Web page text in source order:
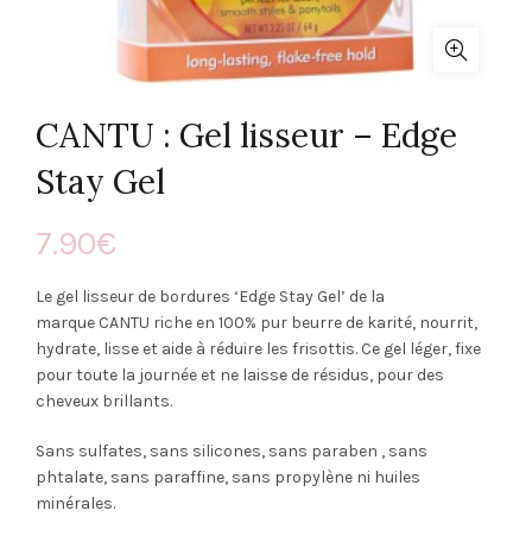
CANTU : Gel lisseur – Edge
Stay Gel
7.90€
Le gel lisseur de bordures ‘Edge Stay Gel’ de la
marque CANTU riche en 100% pur beurre de karité, nourrit,
hydrate, lisse et aide à réduire les frisottis. Ce gel léger, fixe
pour toute la journée et ne laisse de résidus, pour des
cheveux brillants.
Sans sulfates, sans silicones, sans paraben , sans
phtalate, sans paraffine, sans propylène ni huiles
minérales.